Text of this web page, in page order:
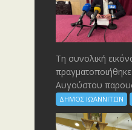
Τη συνολική
πραγματοποιήθηκε
Αυγούστου
ΔΗΜΟΣ ΙΩΑΝΝΙΤΩΝ